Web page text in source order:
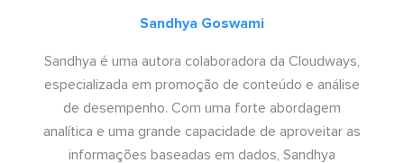
Sandhya Goswami
Sandhya é uma autora colaboradora da Cloudways,
especializada em promoção de conteúdo e análise
de desempenho. Com uma forte abordagem
analítica e uma grande capacidade de aproveitar as
informações baseadas em dados, Sandhya